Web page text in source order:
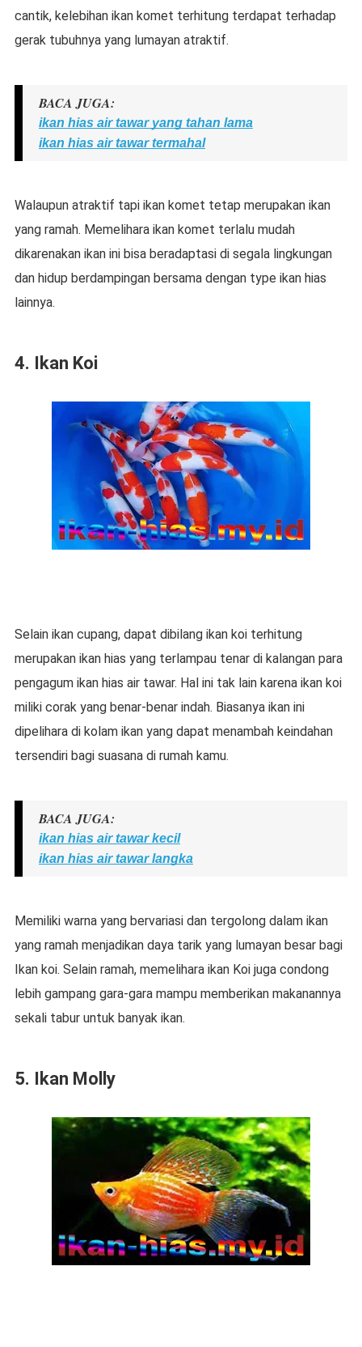
cantik, kelebihan ikan komet terhitung terdapat terhadap
gerak tubuhnya yang lumayan atraktif.
BACA JUGA:
ikan hias air tawar yang tahan lama
ikan hias air tawar termahal
Walaupun atraktif tapi ikan komet tetap merupakan ikan
yang ramah. Memelihara ikan komet terlalu mudah
dikarenakan ikan ini bisa beradaptasi di segala lingkungan
dan hidup berdampingan bersama dengan type ikan hias
lainnya.
4. Ikan Koi
Selain ikan cupang, dapat dibilang ikan koi terhitung
merupakan ikan hias yang terlampau tenar di kalangan para
pengagum ikan hias air tawar. Hal ini tak lain karena ikan koi
miliki corak yang benar-benar indah. Biasanya ikan ini
dipelihara di kolam ikan yang dapat menambah keindahan
tersendiri bagi suasana di rumah kamu.
BACA JUGA:
ikan hias air tawar kecil
ikan hias air tawar langka
Memiliki warna yang bervariasi dan tergolong dalam ikan
yang ramah menjadikan daya tarik yang lumayan besar bagi
Ikan koi. Selain ramah, memelihara ikan Koi juga condong
lebih gampang gara-gara mampu memberikan makanannya
sekali tabur untuk banyak ikan.
5. Ikan Molly